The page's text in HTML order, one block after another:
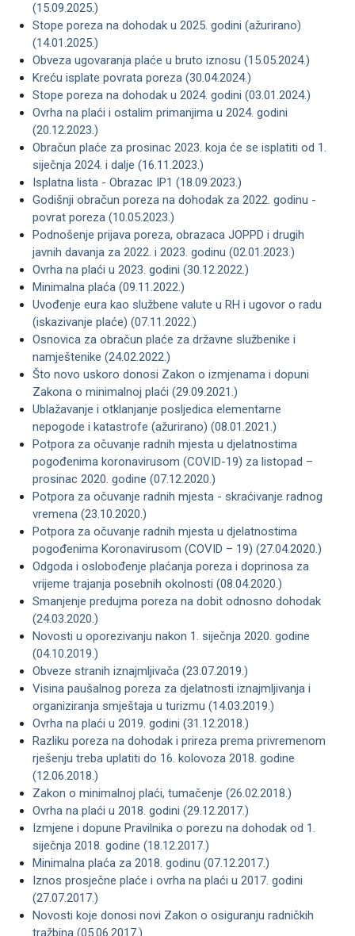
(15.09.2025.)
Stope poreza na dohodak u 2025. godini (ažurirano)
(14.01.2025.)
Obveza ugovaranja plaće u bruto iznosu (15.05.2024.)
Kreću isplate povrata poreza (30.04.2024.)
Stope poreza na dohodak u 2024. godini (03.01.2024.)
Ovrha na plaći i ostalim primanjima u 2024. godini
(20.12.2023.)
Obračun plaće za prosinac 2023. koja će se isplatiti od 1.
siječnja 2024. i dalje (16.11.2023.)
Isplatna lista - Obrazac IP1 (18.09.2023.)
Godišnji obračun poreza na dohodak za 2022. godinu -
povrat poreza (10.05.2023.)
Podnošenje prijava poreza, obrazaca JOPPD i drugih
javnih davanja za 2022. i 2023. godinu (02.01.2023.)
Ovrha na plaći u 2023. godini (30.12.2022.)
Minimalna plaća (09.11.2022.)
Uvođenje eura kao službene valute u RH i ugovor o radu
(iskazivanje plaće) (07.11.2022.)
Osnovica za obračun plaće za državne službenike i
namještenike (24.02.2022.)
Što novo uskoro donosi Zakon o izmjenama i dopuni
Zakona o minimalnoj plaći (29.09.2021.)
Ublažavanje i otklanjanje posljedica elementarne
nepogode i katastrofe (ažurirano) (08.01.2021.)
Potpora za očuvanje radnih mjesta u djelatnostima
pogođenima koronavirusom (COVID-19) za listopad –
prosinac 2020. godine (07.12.2020.)
Potpora za očuvanje radnih mjesta - skraćivanje radnog
vremena (23.10.2020.)
Potpora za očuvanje radnih mjesta u djelatnostima
pogođenima Koronavirusom (COVID – 19) (27.04.2020.)
Odgoda i oslobođenje plaćanja poreza i doprinosa za
vrijeme trajanja posebnih okolnosti (08.04.2020.)
Smanjenje predujma poreza na dobit odnosno dohodak
(24.03.2020.)
Novosti u oporezivanju nakon 1. siječnja 2020. godine
(04.10.2019.)
Obveze stranih iznajmljivača (23.07.2019.)
Visina paušalnog poreza za djelatnosti iznajmljivanja i
organiziranja smještaja u turizmu (14.03.2019.)
Ovrha na plaći u 2019. godini (31.12.2018.)
Razliku poreza na dohodak i prireza prema privremenom
rješenju treba uplatiti do 16. kolovoza 2018. godine
(12.06.2018.)
Zakon o minimalnoj plaći, tumačenje (26.02.2018.)
Ovrha na plaći u 2018. godini (29.12.2017.)
Izmjene i dopune Pravilnika o porezu na dohodak od 1.
siječnja 2018. godine (18.12.2017.)
Minimalna plaća za 2018. godinu (07.12.2017.)
Iznos prosječne plaće i ovrha na plaći u 2017. godini
(27.07.2017.)
Novosti koje donosi novi Zakon o osiguranju radničkih
tražbina (05.06.2017.)